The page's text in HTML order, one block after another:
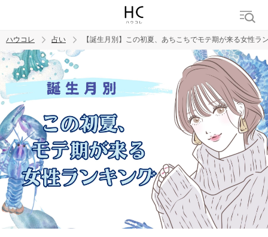
トレンド ワード
ハウコレ 占い 【誕生月別】この初夏、あちこちでモテ期が来る女性ラ